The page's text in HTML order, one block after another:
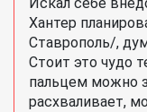
Хантер
Ставрополь/,
Стоит это чудо
пальцем можно
расхваливает,